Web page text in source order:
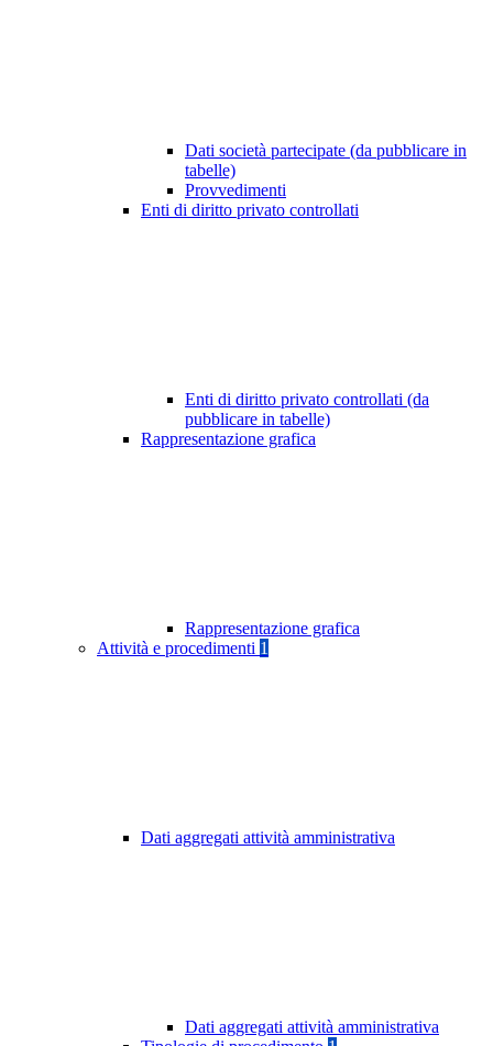
Dati società partecipate (da pubblicare in
tabelle)
Provvedimenti
Enti di diritto privato controllati
Enti di diritto privato controllati (da
pubblicare in tabelle)
Rappresentazione grafica
Rappresentazione grafica
Attività e procedimenti 1
Dati aggregati attività amministrativa
Dati aggregati attività amministrativa